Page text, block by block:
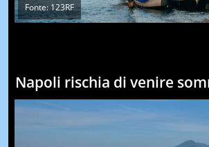
Fonte: 123RF
Napoli rischia di venire